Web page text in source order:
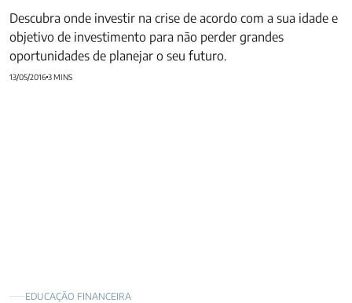
Descubra onde investir na crise de acordo com a sua idade e
objetivo de investimento para não perder grandes
oportunidades de planejar o seu futuro.
13/05/20163 MINS
EDUCAÇÃO FINANCEIRA